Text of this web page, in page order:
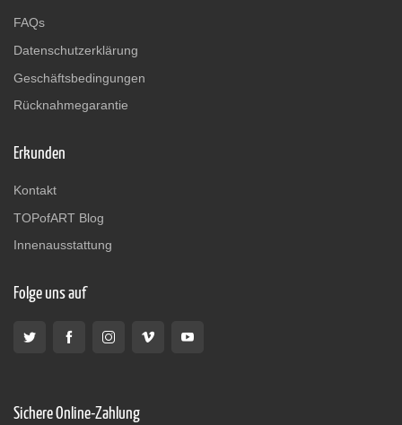
FAQs
Datenschutzerklärung
Geschäftsbedingungen
Rücknahmegarantie
Erkunden
Kontakt
TOPofART Blog
Innenausstattung
Folge uns auf
Sichere Online-Zahlung